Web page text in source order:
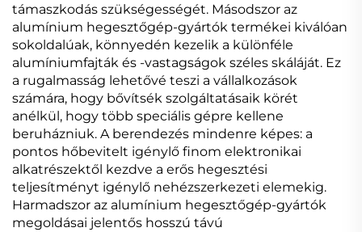
támaszkodás szükségességét. Másodszor az
alumínium hegesztőgép-gyártók termékei kiválóan
sokoldalúak, könnyedén kezelik a különféle
alumíniumfajták és -vastagságok széles skáláját. Ez
a rugalmasság lehetővé teszi a vállalkozások
számára, hogy bővítsék szolgáltatásaik körét
anélkül, hogy több speciális gépre kellene
beruházniuk. A berendezés mindenre képes: a
pontos hőbevitelt igénylő finom elektronikai
alkatrészektől kezdve a erős hegesztési
teljesítményt igénylő nehézszerkezeti elemekig.
Harmadszor az alumínium hegesztőgép-gyártók
megoldásai jelentős hosszú távú